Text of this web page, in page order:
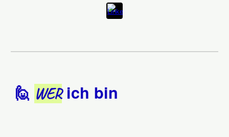
🙋 WERich bin